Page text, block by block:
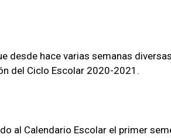
desde hace varias semanas
del Ciclo Escolar 2020-2021.
al Calendario Escolar el primer